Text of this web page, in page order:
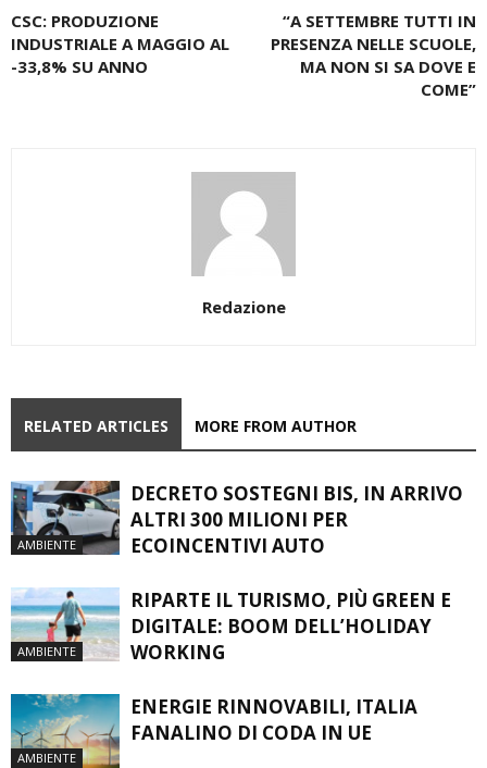
CSC: PRODUZIONE
INDUSTRIALE A MAGGIO AL
-33,8% SU ANNO
“A SETTEMBRE TUTTI IN
PRESENZA NELLE SCUOLE,
MA NON SI SA DOVE E
COME”
Redazione
RELATED ARTICLES MORE FROM AUTHOR
AMBIENTE
DECRETO SOSTEGNI BIS, IN ARRIVO
ALTRI 300 MILIONI PER
ECOINCENTIVI AUTO
AMBIENTE
RIPARTE IL TURISMO, PIÙ GREEN E
DIGITALE: BOOM DELL’HOLIDAY
WORKING
AMBIENTE
ENERGIE RINNOVABILI, ITALIA
FANALINO DI CODA IN UE